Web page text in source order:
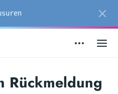
Rückmeldung